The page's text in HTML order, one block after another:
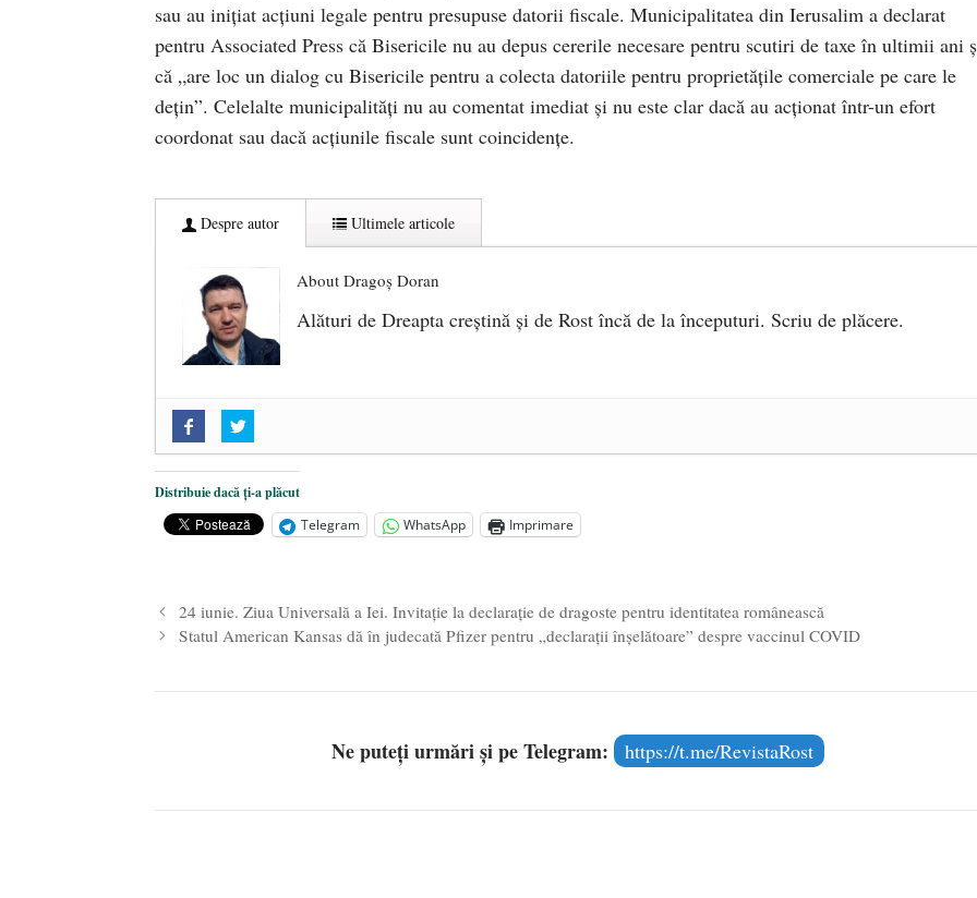
sau au inițiat acțiuni legale pentru presupuse datorii fiscale. Municipalitatea din Ierusalim a declarat
pentru Associated Press că Bisericile nu au depus cererile necesare pentru scutiri de taxe în ultimii ani
că „are loc un dialog cu Bisericile pentru a colecta datoriile pentru proprietățile comerciale pe care le
dețin”. Celelalte municipalități nu au comentat imediat și nu este clar dacă au acționat într-un efort
coordonat sau dacă acțiunile fiscale sunt coincidențe.
Despre autor Ultimele articole
About Dragoș Doran
Alături de Dreapta creștină și de Rost încă de la începuturi. Scriu de plăcere.
„Acum nu e momentul”
2025
Alegeri controlate
- 11 martie 2025
Distribuie dacă ți-a plăcut
Telegram
WhatsApp Imprimare
24 iunie. Ziua Universală a Iei. Invitație la declarație de dragoste pentru identitatea românească
Statul American Kansas dă în judecată Pfizer pentru „declarații înșelătoare” despre vaccinul COVID
Ne puteți urmări și pe Telegram: https://t.me/RevistaRost